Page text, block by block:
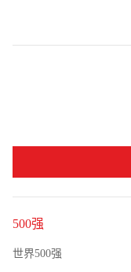
500强
世界500强